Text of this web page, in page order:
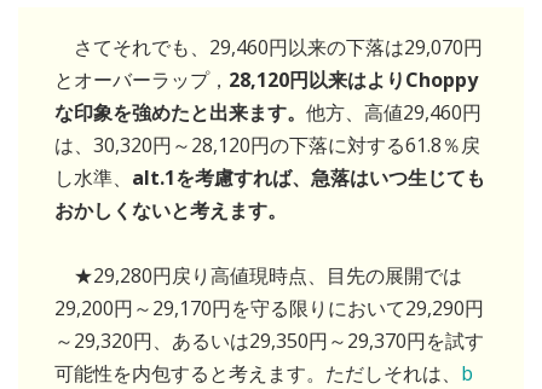
さてそれでも、29,460円以来の下落は29,070円
とオーバーラップ， 28,120円以来はよりChoppy
な印象を強めたと出来ます。 他方、高値29,460円
は、30,320円～28,120円の下落に対する61.8％戻
し水準、 alt.1を考慮すれば、急落はいつ生じても
おかしくないと考えます。
★29,280円戻り高値現時点、目先の展開では
29,200円～29,170円を守る限りにおいて29,290円
～29,320円、あるいは29,350円～29,370円を試す
可能性を内包すると考えます。ただしそれは、 b